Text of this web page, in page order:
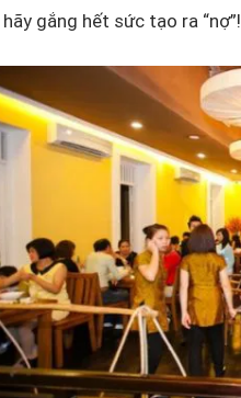
gắng hết sức tạo ra “nợ”!